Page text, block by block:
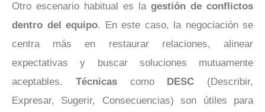
Otro escenario habitual es la gestión de conflictos
dentro del equipo. En este caso, la negociación se
centra más en
restaurar relaciones, alinear
expectativas y buscar soluciones mutuamente
aceptables. Técnicascomo DESC (Describir,
Expresar, Sugerir, Consecuencias) son útiles para